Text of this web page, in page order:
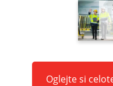
Oglejte si